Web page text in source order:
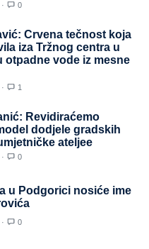
0
1
Crvena tečnost koja
iza Tržnog centra u
otpadne vode iz mesne
0
Revidiraćemo
dodjele gradskih
ateljee
0
u Podgorici nosiće ime